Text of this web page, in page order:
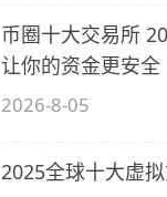
币圈十大交易所
让你的资金更安全
2026-8-05
2025全球十大虚